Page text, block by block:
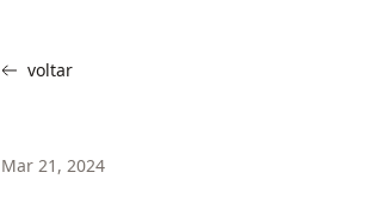
voltar
Mar 21, 2024